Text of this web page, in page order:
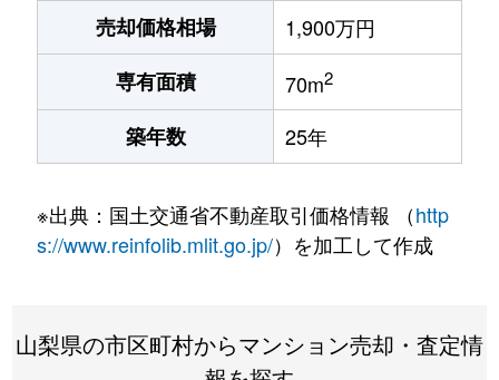
売却価格相場
1,900万円
専有面積
70m2
築年数 25年
※出典：国土交通省不動産取引価格情報 （http
s://www.reinfolib.mlit.go.jp/）を加工して作成
山梨県の市区町村からマンション売却・査定情